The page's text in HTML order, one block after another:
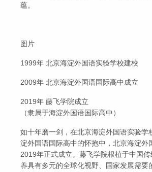
蕴。
图片
1999年 北京海淀外国语实验学校建校
2009年 北京海淀外国语国际高中成立
2019年 藤飞学院成立
（隶属于海淀外国语国际高中）
如十年磨一剑，在北京海淀外国语实验学
淀外国语国际高中的怀抱中，北京海淀外
2019年正式成立。藤飞学院根植于中国
养具有多元的全球化视野、国家发展需要